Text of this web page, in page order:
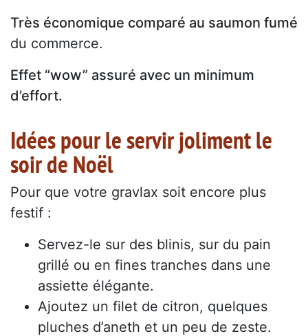
Très économique comparé au saumon fumé
du commerce.
Effet “wow” assuré avec un minimum
d’effort.
Idées pour le servir joliment le
soir de Noël
Pour que votre gravlax soit encore plus
festif :
Servez-le sur des blinis, sur du pain
grillé ou en fines tranches dans une
assiette élégante.
Ajoutez un filet de citron, quelques
pluches d’aneth et un peu de zeste.